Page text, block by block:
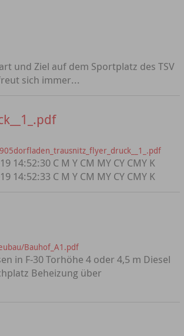
und Ziel auf dem Sportplatz des TSV
sich immer...
C M Y CM MY CY CMY K
C M Y CM MY CY CMY K
Bauhof_A1.pdf
in F-30 Torhöhe 4 oder 4,5 m Diesel
Beheizung über